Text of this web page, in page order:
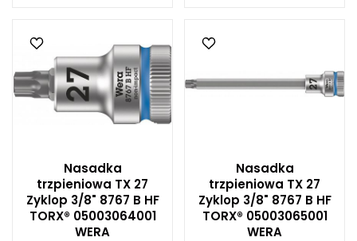
Nasadka
trzpieniowa TX 27
Zyklop 3/8" 8767 B HF
TORX® 05003064001
WERA
Nasadka
trzpieniowa TX 27
Zyklop 3/8" 8767 B HF
TORX® 05003065001
WERA